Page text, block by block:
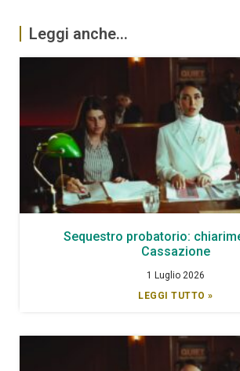
Leggi anche...
Sequestro probatorio:
Cassazione
1 Luglio 2026
LEGGI TUTTO »